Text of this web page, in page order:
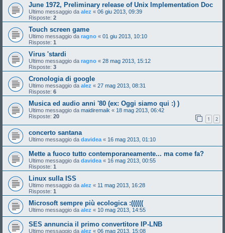
June 1972, Preliminary release of Unix Implementation Doc
Ultimo messaggio da alez « 06 giu 2013, 09:39
Risposte: 2
Touch screen game
Ultimo messaggio da ragno « 01 giu 2013, 10:10
Risposte: 1
Virus 'stardi
Ultimo messaggio da ragno « 28 mag 2013, 15:12
Risposte: 3
Cronologia di google
Ultimo messaggio da alez « 27 mag 2013, 08:31
Risposte: 6
Musica ed audio anni '80 (ex: Oggi siamo qui :) )
Ultimo messaggio da maidiremaik « 18 mag 2013, 06:42
Risposte: 20 1 2
concerto santana
Ultimo messaggio da davidea « 16 mag 2013, 01:10
Mette a fuoco tutto contemporaneamente... ma come fa?
Ultimo messaggio da davidea « 16 mag 2013, 00:55
Risposte: 1
Linux sulla ISS
Ultimo messaggio da alez « 11 mag 2013, 16:28
Risposte: 1
Microsoft sempre più ecologica :((((((
Ultimo messaggio da alez « 10 mag 2013, 14:55
SES annuncia il primo convertitore IP-LNB
Ultimo messaggio da alez « 06 mag 2013, 15:08